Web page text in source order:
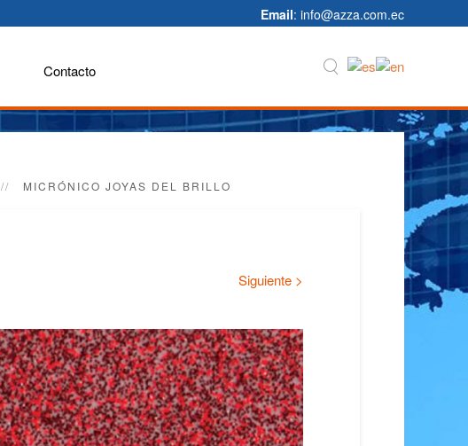
Email: info@azza.com.ec
Contacto
MICRÓNICO JOYAS DEL BRILLO
Siguiente >